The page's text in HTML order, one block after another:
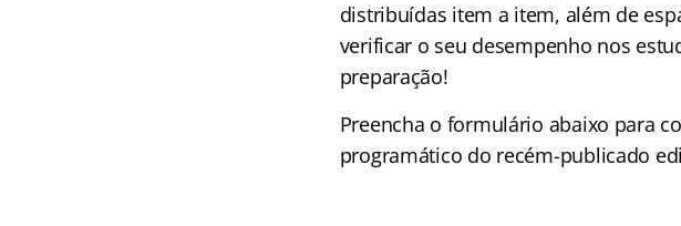
distribuídas item a item, além de
verificar o seu desempenho nos
preparação!
Preencha o formulário abaixo para
programático do recém-publicado